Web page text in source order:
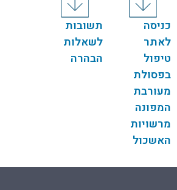
כניסה
לאתר
טיפול
בפסולת
מעורבת
המפונה
מרשויות
האשכול
תשובות
לשאלות
הבהרה